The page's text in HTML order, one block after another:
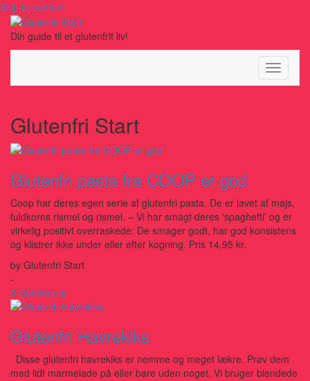
Skip to content
Din guide til et glutenfrit liv!
Toggle
Glutenfri Start
Glutenfri pasta fra COOP er god
Coop har deres egen serie af glutenfri pasta. De er lavet af majs,
fuldkorns rismel og rismel. – Vi har smagt deres ‘spaghetti’ og er
virkelig positivt overraskede: De smager godt, har god konsistens
og klistrer ikke under eller efter kogning. Pris 14,95 kr.
by Glutenfri Start
-
0 Comments
Glutenfri Havrekiks
Disse glutenfri havrekiks er nemme og meget lækre. Prøv dem
med lidt marmelade på eller bare uden noget. Vi bruger blendede